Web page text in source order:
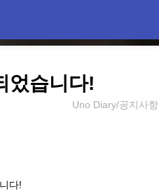
었습니다!
Uno Diary/공지사항
다!